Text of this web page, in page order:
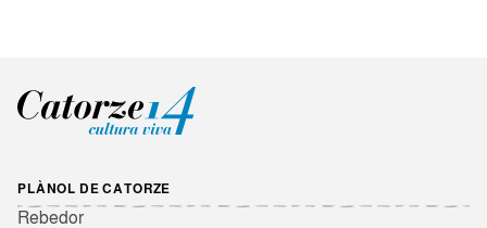
PLÀNOL DE CATORZE
Rebedor